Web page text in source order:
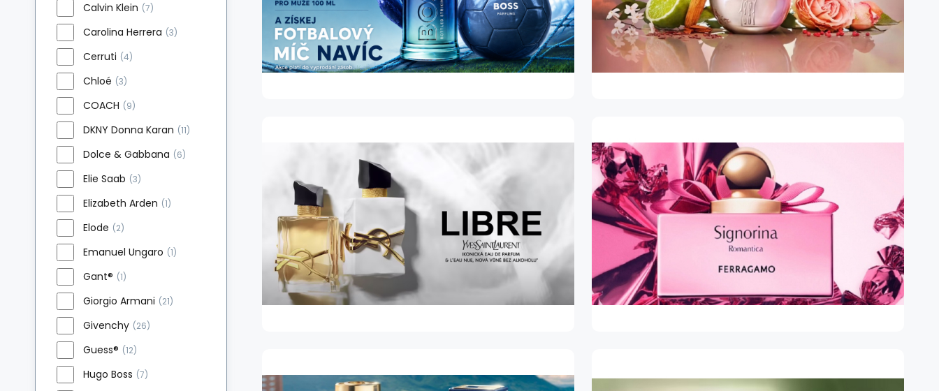
Calvin Klein (7)
Carolina Herrera (3)
Cerruti (4)
Chloé (3)
COACH (9)
DKNY Donna Karan (11)
Dolce & Gabbana (6)
Elie Saab (3)
Elizabeth Arden (1)
Elode (2)
Emanuel Ungaro (1)
Gant® (1)
Giorgio Armani (21)
Givenchy (26)
Guess® (12)
Hugo Boss (7)